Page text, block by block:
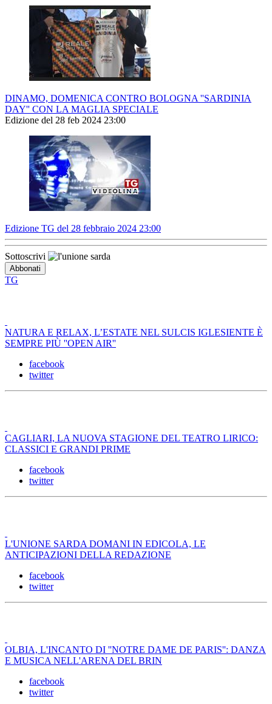
DINAMO, DOMENICA CONTRO BOLOGNA ''SARDINIA
DAY'' CON LA MAGLIA SPECIALE
Edizione del 28 feb 2024 23:00
Edizione TG del 28 febbraio 2024 23:00
Sottoscrivi
TG
NATURA E RELAX, L’ESTATE NEL SULCIS IGLESIENTE È
SEMPRE PIÙ ''OPEN AIR''
facebook
twitter
CAGLIARI, LA NUOVA STAGIONE DEL TEATRO LIRICO:
CLASSICI E GRANDI PRIME
facebook
twitter
L'UNIONE SARDA DOMANI IN EDICOLA, LE
ANTICIPAZIONI DELLA REDAZIONE
facebook
twitter
OLBIA, L'INCANTO DI ''NOTRE DAME DE PARIS'': DANZA
E MUSICA NELL'ARENA DEL BRIN
facebook
twitter